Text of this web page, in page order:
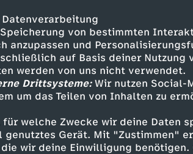
von bestimmten
anzupassen und
auf Basis deiner Nutzung
werden von uns nicht verwendet.
Drittsysteme:Wir nutzen Social-
um das Teilen von Inhalten zu
für welche Zwecke wir deine Daten
Gerät. Mit "Zustimmen"
wir deine Einwilligung